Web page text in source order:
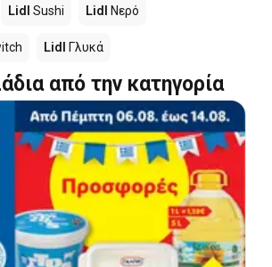
Lidl Sushi Lidl Νερό
Lidl Γλυκά
από την κατηγορία